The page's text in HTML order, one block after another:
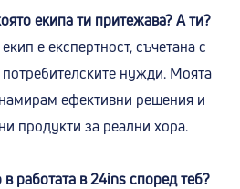
екипа ти притежава? А ти?
е експертност, съчетана с
нужди. Моята
ефективни решения и
продукти за реални хора.
работата в 24ins според теб?